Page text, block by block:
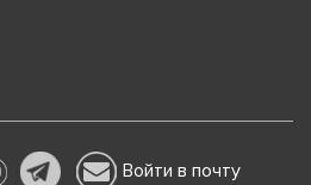
Войти в почту